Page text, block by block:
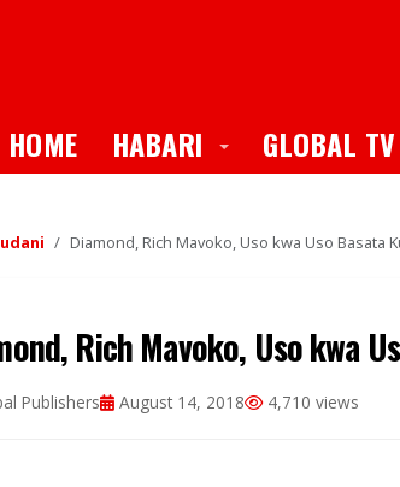
HOME HABARI Toggle Dropdown
GLOBAL TV
Diamond, Rich Mavoko, Uso kwa Uso Basata
Rich Mavoko, Uso kwa
Publishers August 14, 2018 4,710 views